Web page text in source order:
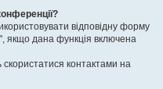
відповідну форму
якщо дана функція включена
скористатися контактами на